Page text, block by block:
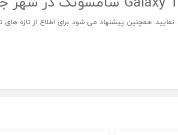
همچنین پیشنهاد می شود برای اطلاع از تازه